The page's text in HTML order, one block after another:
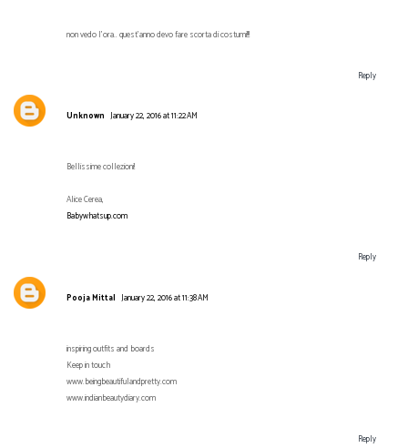
non vedo l'ora.. quest'anno devo fare scorta di costumi!!!
Reply
Unknown January 22, 2016 at 11:22 AM
Bellissime collezioni!
Alice Cerea,
Babywhatsup.com
Reply
Pooja Mittal January 22, 2016 at 11:38 AM
inspiring outfits and boards
Keep in touch
www.beingbeautifulandpretty.com
www.indianbeautydiary.com
Reply